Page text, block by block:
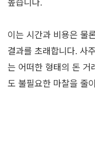
이는 시간과 비용은 물
결과를 초래합니다. 사
는 어떠한 형태의 돈 거
도 불필요한 마찰을 줄